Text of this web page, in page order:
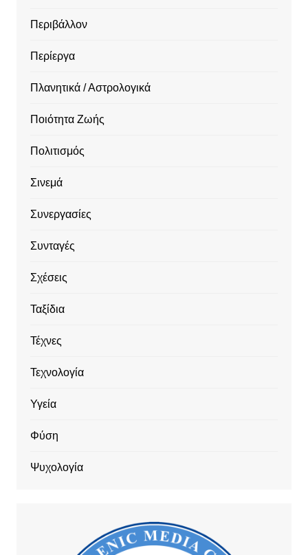
Περιβάλλον
Περίεργα
Πλανητικά / Αστρολογικά
Ποιότητα Ζωής
Πολιτισμός
Σινεμά
Συνεργασίες
Συνταγές
Σχέσεις
Ταξίδια
Τέχνες
Τεχνολογία
Υγεία
Φύση
Ψυχολογία